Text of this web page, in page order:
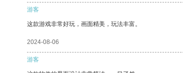
游客
这款游戏非常好玩，画面精美，玩法丰富。
2024-08-06
游客